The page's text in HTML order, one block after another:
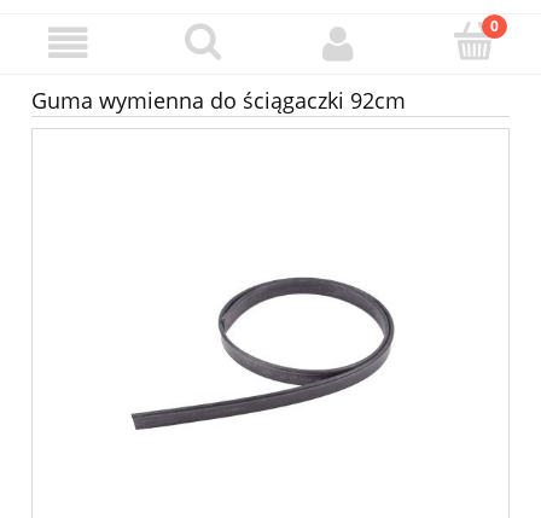
Guma wymienna do ściągaczki 92cm